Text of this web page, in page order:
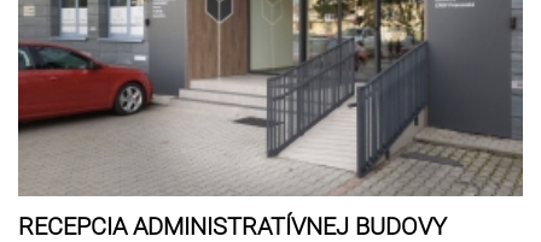
RECEPCIA ADMINISTRATÍVNEJ BUDOVY